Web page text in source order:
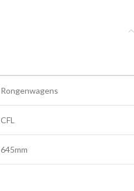
Rongenwagens
CFL
645mm